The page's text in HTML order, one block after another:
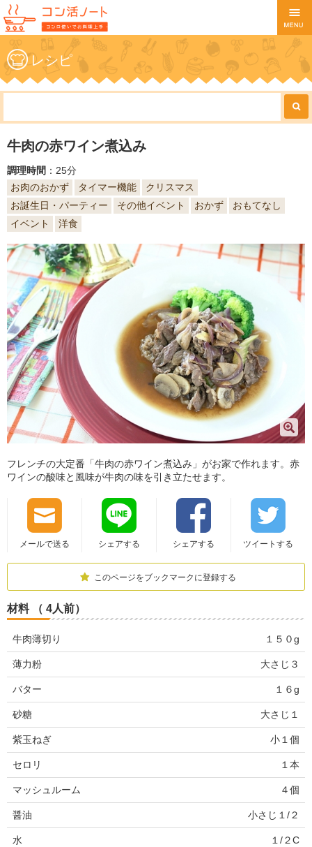
レシピ
牛肉の赤ワイン煮込み
調理時間 ：25分
お肉のおかず
タイマー機能
クリスマス
お誕生日・パーティー
その他イベント おかず
おもてなし
イベント
洋食
フレンチの大定番「牛肉の赤ワイン煮込み」がお家で作れます。赤
ワインの酸味と風味が牛肉の味を引き立たせます。
メールで送る シェアする シェアする ツイートする
このページをブックマークに登録する
材料 （ 4人前）
牛肉薄切り １５０g
薄力粉 大さじ３
バター １６g
砂糖 大さじ１
紫玉ねぎ 小１個
セロリ １本
マッシュルーム ４個
醤油 小さじ１/２
水 １/２C